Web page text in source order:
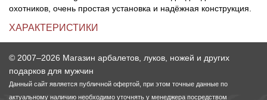
охотников, очень простая установка и надёжная конструкция.
ХАРАКТЕРИСТИКИ
© 2007–2026 Магазин арбалетов, луков, ножей и других
подарков для мужчин
Данный сайт является публичной офертой, при этом точные данные по
актуальному наличию необходимо уточнять у менеджера посредством